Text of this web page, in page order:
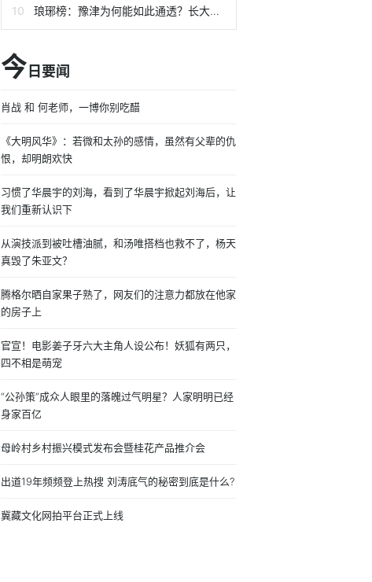
琅琊榜：豫津为何能如此通透？长大后，我们才终于理解言侯家族
今 日要闻
肖战 和 何老师，一博你别吃醋
《大明风华》：若微和太孙的感情，虽然有父辈的仇
恨，却明朗欢快
习惯了华晨宇的刘海，看到了华晨宇掀起刘海后，让
我们重新认识下
从演技派到被吐槽油腻，和汤唯搭档也救不了，杨天
真毁了朱亚文？
腾格尔晒自家果子熟了，网友们的注意力都放在他家
的房子上
官宣！电影姜子牙六大主角人设公布！妖狐有两只，
四不相是萌宠
“公孙策”成众人眼里的落魄过气明星？人家明明已经
身家百亿
母岭村乡村振兴模式发布会暨桂花产品推介会
出道19年频频登上热搜 刘涛底气的秘密到底是什么?
冀藏文化网拍平台正式上线